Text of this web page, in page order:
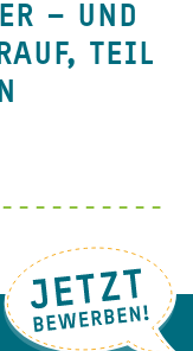
– UND
TEIL